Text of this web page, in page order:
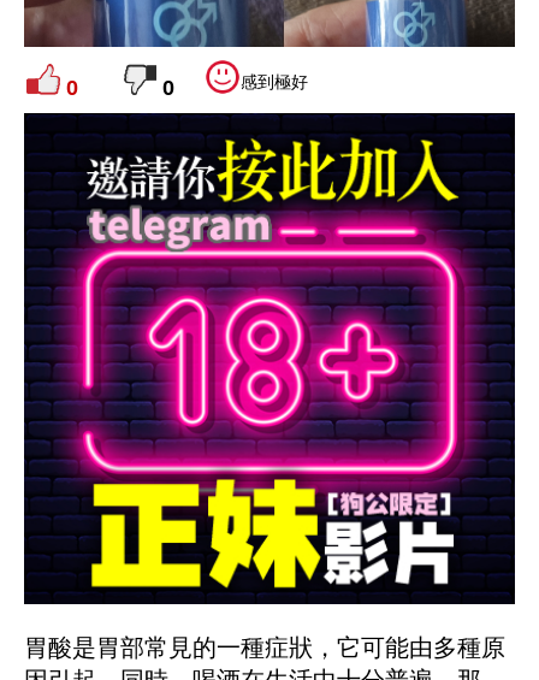
0 0 感到極好
胃酸是胃部常見的一種症狀，它可能由多種原